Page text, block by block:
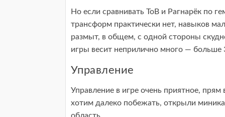
Но если сравнивать ТоВ и Рагнарёк по
трансформ практически нет, навыков
размыт, в общем, с одной стороны
игры весит неприлично много — больше
Управление
Управление в игре очень приятное,
хотим далеко побежать, открыли